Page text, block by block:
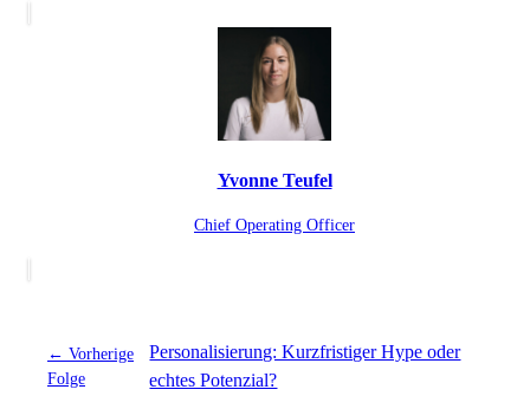
Yvonne Teufel
Chief Operating Officer
← Vorherige
Folge
Personalisierung: Kurzfristiger Hype oder
echtes Potenzial?